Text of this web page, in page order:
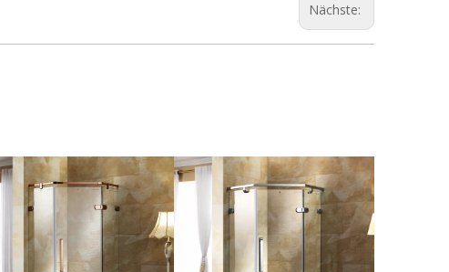
Nächste: